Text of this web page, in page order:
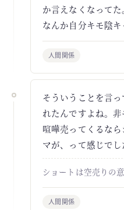
か言えなくなってた。
なんか自分キモ陰キ
人間関係
そういうことを言
れたんですよね。
喧嘩売ってくるな
マが、って感じでし
ショートは空売りの
人間関係